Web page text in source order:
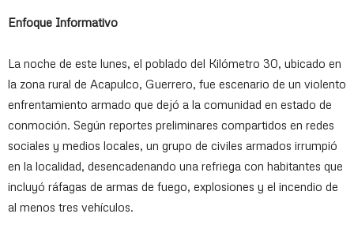
Enfoque Informativo
La noche de este lunes, el poblado del Kilómetro 30, ubicado en
la zona rural de Acapulco, Guerrero, fue escenario de un violento
enfrentamiento armado que dejó a la comunidad en estado de
conmoción. Según reportes preliminares compartidos en redes
sociales y medios locales, un grupo de civiles armados irrumpió
en la localidad, desencadenando una refriega con habitantes que
incluyó ráfagas de armas de fuego, explosiones y el incendio de
al menos tres vehículos.